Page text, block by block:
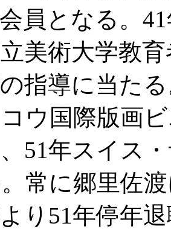
員となる。
美術大学教
指導に当た
ウ国際版画
51年スイス
常に郷里佐
り51年停年